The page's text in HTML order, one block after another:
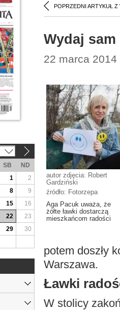
POPRZEDNI ARTYKUŁ Z
Wydaj
22 marca
autor zdjęcia: Robert
Gardziński
źródło: Fotorzepa
Aga Pacuk uważa, że
żółte ławki dostarczą
mieszkańcom radości
potem doszły
Warszawa.
Ławki
W stolicy
SB
ND
1
2
8
9
15
16
22
23
29
30